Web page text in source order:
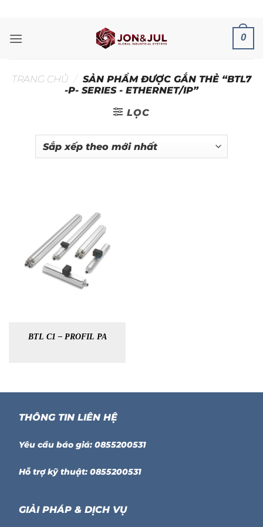
nội
0
TRANG CHỦ / SẢN PHẨM ĐƯỢC GẮN THẺ “BTL7
-P- SERIES - ETHERNET/IP”
LỌC
BTL C1 – PROFIL PA
THÔNG TIN LIÊN HỆ
Yêu cầu báo giá: 0855200531
Hỗ trợ kỹ thuật: 0855200531
GIẢI PHÁP & DỊCH VỤ